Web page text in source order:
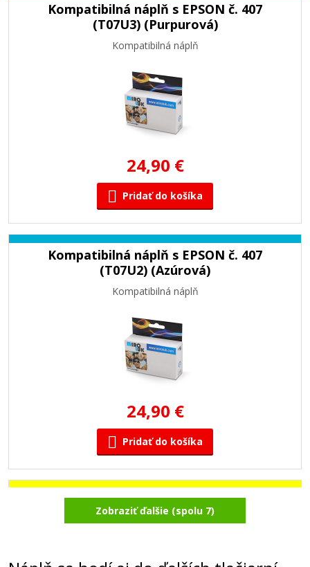
Kompatibilná náplň s EPSON č. 407
(T07U3) (Purpurová)
Kompatibilná náplň
24,90 €
Pridať do košíka
Kompatibilná náplň s EPSON č. 407
(T07U2) (Azúrová)
Kompatibilná náplň
24,90 €
Pridať do košíka
Kompatibilná náplň s EPSON č. 407
(T07U4) (Žltá)
Zobraziť ďalšie (spolu 7)